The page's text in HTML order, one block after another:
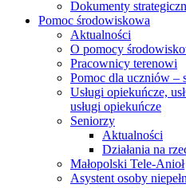
Dokumenty
Pomoc środowiskowa
Aktualności
O pomocy
Pracownicy terenowi
Pomoc dla uczniów –
Usługi opiekuńcze,
usługi opiekuńcze
Seniorzy
Aktualności
Działania na
Małopolski Tele-Anioł
Asystent osoby